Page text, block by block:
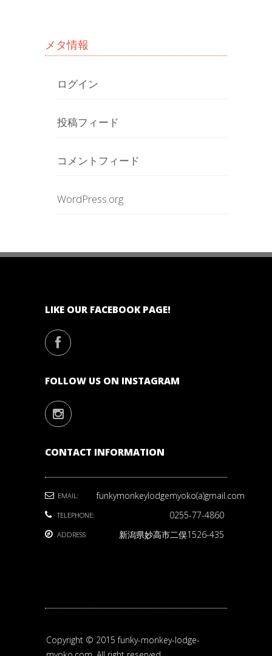
メタ情報
ログイン
投稿フィード
コメントフィード
WordPress.org
LIKE OUR FACEBOOK PAGE!
FOLLOW US ON INSTAGRAM
CONTACT INFORMATION
EMAIL: funkymonkeylodgemyoko(a)gmail.com
TELEPHONE: 0255-77-4860
ADDRESS 新潟県妙高市二俣1526-435
Copyright © 2015 funky-monkey-lodge-